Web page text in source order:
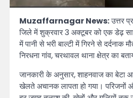
Muzaffarnagar News:उत्तर
जिले में शुक्रवार 3 अक्टूबर को एक डेढ़
में पानी से भरी बाल्टी में गिरने से दर्दनाक
निरधना गांव, चरथावल थाना क्षेत्र का
जानकारी के अनुसार, शाहनवाज का
खेलते अचानक लापता हो गया। परिजनों